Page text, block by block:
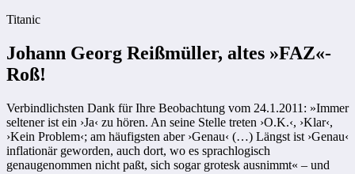
Titanic
Johann Georg Reißmüller, altes »FAZ«-
Roß!
Verbindlichsten Dank für Ihre Beobachtung vom 24.1.2011: »Immer
seltener ist ein ›Ja‹ zu hören. An seine Stelle treten ›O.K.‹, ›Klar‹,
›Kein Problem‹; am häufigsten aber ›Genau‹ (…) Längst ist ›Genau‹
inflationär geworden, auch dort, wo es sprachlogisch
genaugenommen nicht paßt, sich sogar grotesk ausnimmt« – und